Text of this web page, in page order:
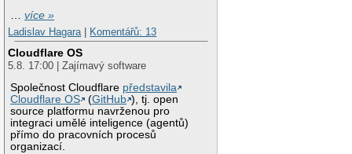
…více »
Ladislav Hagara| Komentářů: 13
Cloudflare OS
5.8. 17:00 | Zajímavý software
Společnost Cloudflare představila
Cloudflare OS
(GitHub ), tj. open
source platformu navrženou pro
integraci umělé inteligence (agentů)
přímo do pracovních procesů
organizací.